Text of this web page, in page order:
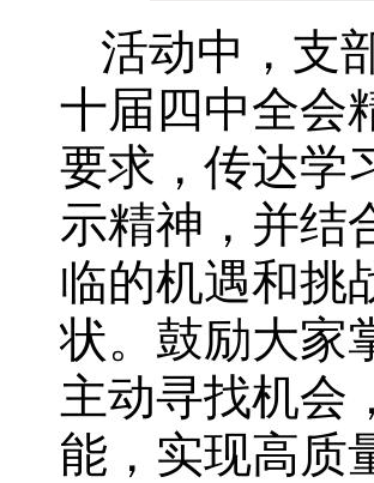
活动中，支
十届四中全会
要求，传达学
示精神，并结
临的机遇和挑
状。鼓励大家
主动寻找机会
能，实现高质